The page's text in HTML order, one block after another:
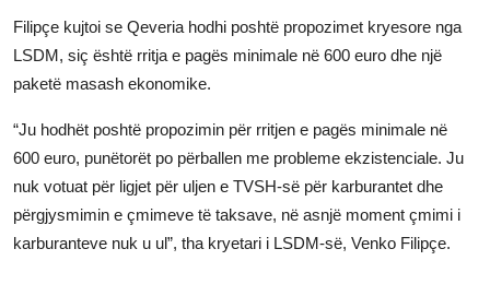
Filipçe kujtoi se Qeveria hodhi poshtë propozimet kryesore nga
LSDM, siç është rritja e pagës minimale në 600 euro dhe një
paketë masash ekonomike.
“Ju hodhët poshtë propozimin për rritjen e pagës minimale në
600 euro, punëtorët po përballen me probleme ekzistenciale. Ju
nuk votuat për ligjet për uljen e TVSH-së për karburantet dhe
përgjysmimin e çmimeve të taksave, në asnjë moment çmimi i
karburanteve nuk u ul”, tha kryetari i LSDM-së, Venko Filipçe.